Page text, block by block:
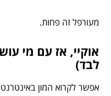
מעורפל זה פחות.
אוקיי, אז עם מי
לבד)
אפשר לקרוא המון